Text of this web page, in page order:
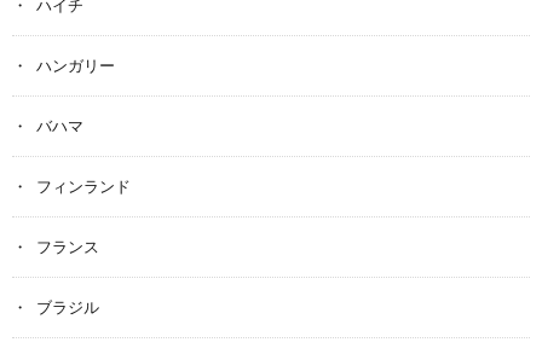
ハイチ
ハンガリー
バハマ
フィンランド
フランス
ブラジル